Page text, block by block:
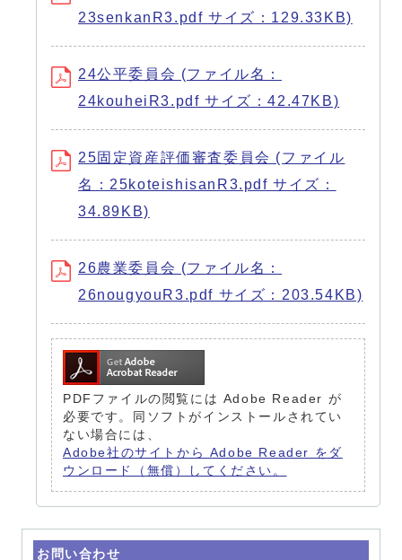
23senkanR3.pdf サイズ：129.33KB)
24公平委員会 (ファイル名：
24kouheiR3.pdf サイズ：42.47KB)
25固定資産評価審査委員会 (ファイル
名：25koteishisanR3.pdf サイズ：
34.89KB)
26農業委員会 (ファイル名：
26nougyouR3.pdf サイズ：203.54KB)
PDFファイルの閲覧には Adobe Reader が
必要です。同ソフトがインストールされてい
ない場合には、
Adobe社のサイトから Adobe Reader をダ
ウンロード（無償）してください。
お問い合わせ